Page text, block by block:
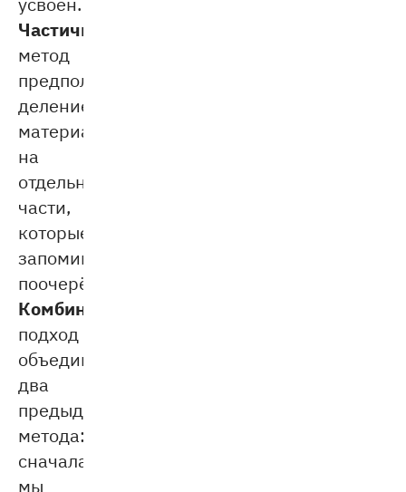
Частичный
метод
предполагает
деление
материала
на
отдельные
части,
которые
запоминаются
поочерёдно.
Комбинированный
подход
объединяет
два
предыдущих
метода:
сначала
мы